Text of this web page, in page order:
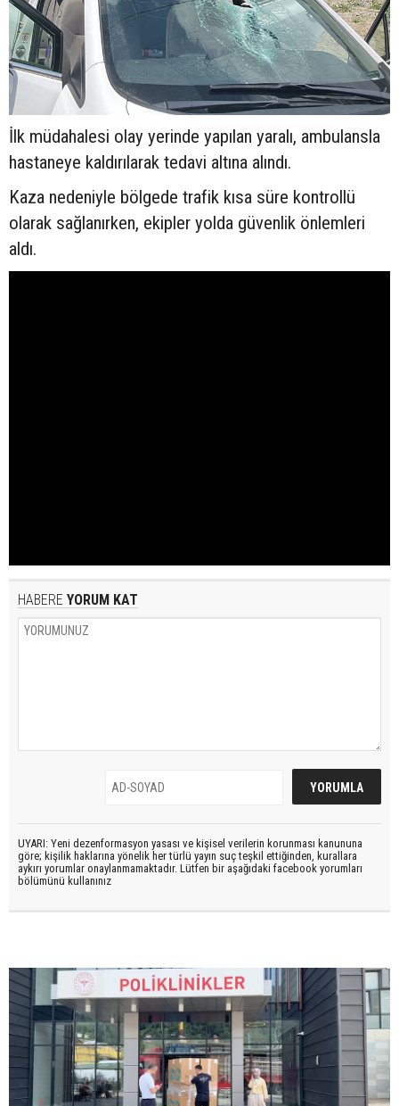
İlk müdahalesi olay yerinde yapılan yaralı, ambulansla
hastaneye kaldırılarak tedavi altına alındı.
Kaza nedeniyle bölgede trafik kısa süre kontrollü
olarak sağlanırken, ekipler yolda güvenlik önlemleri
aldı.
HABERE YORUM KAT
UYARI: Yeni dezenformasyon yasası ve kişisel verilerin korunması kanununa
göre; kişilik haklarına yönelik her türlü yayın suç teşkil ettiğinden, kurallara
aykırı yorumlar onaylanmamaktadır. Lütfen bir aşağıdaki facebook yorumları
bölümünü kullanınız